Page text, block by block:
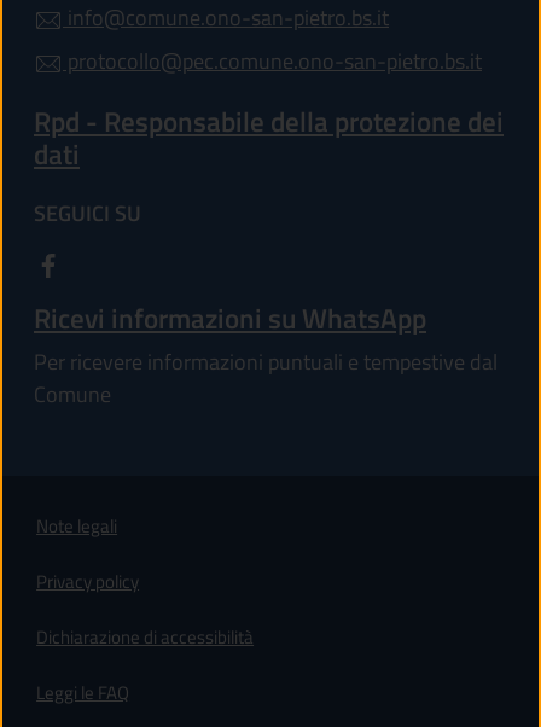
info@comune.ono-san-pietro.bs.it
protocollo@pec.comune.ono-san-pietro.bs.it
Rpd - Responsabile della protezione dei
dati
SEGUICI SU
Ricevi informazioni su WhatsApp
Per ricevere informazioni puntuali e tempestive dal
Comune
Note legali
Privacy policy
Dichiarazione di accessibilità
Leggi le FAQ